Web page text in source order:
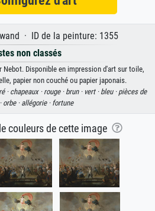
· ID de la peinture: 1355
non classés
Nebot. Disponible en impression d'art sur toile,
papier non couché ou papier japonais.
·chapeaux · rouge · brun · vert · bleu · pièces de
orbe · allégorie · fortune
couleurs de cette image